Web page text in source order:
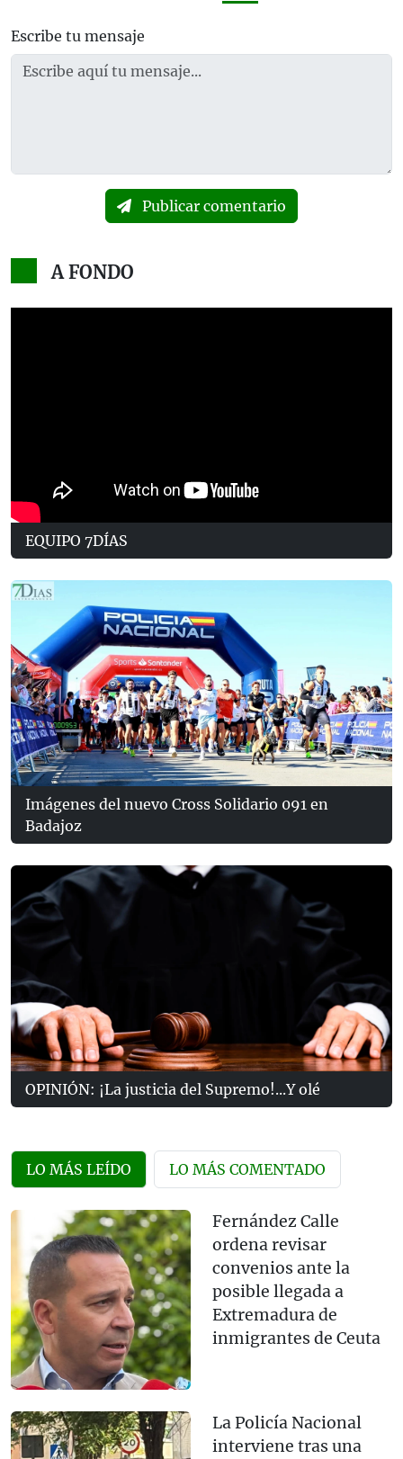
Escribe tu mensaje
Publicar comentario
A FONDO
EQUIPO 7DÍAS
Imágenes del nuevo Cross Solidario 091 en
Badajoz
OPINIÓN: ¡La justicia del Supremo!...Y olé
LO MÁS LEÍDO LO MÁS COMENTADO
Fernández Calle
ordena revisar
convenios ante la
posible llegada a
Extremadura de
inmigrantes de Ceuta
La Policía Nacional
interviene tras una